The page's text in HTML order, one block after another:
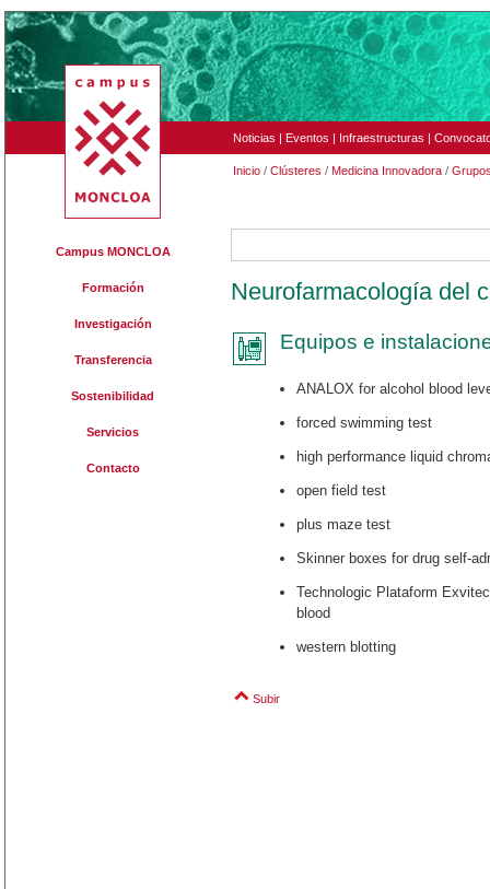
Noticias | Eventos | Infraestructuras |
Inicio / Clústeres / Medicina Innovadora /
Campus MONCLOA
Formación
Investigación
Transferencia
Sostenibilidad
Servicios
Contacto
Neurofarmacología del
Equipos e
ANALOX for alcohol blood
forced swimming test
high performance liquid
open field test
plus maze test
Skinner boxes for drug self-
Technologic Plataform
blood
western blotting
Subir